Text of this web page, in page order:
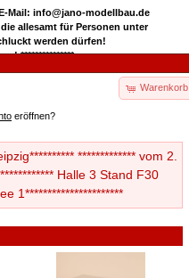
Mail: info@jano-modellbau.de
allesamt für Personen unter
werden dürfen!
***************
Warenkorb
eröffnen?
************* vom 2.
Halle 3 Stand F30
1**********************